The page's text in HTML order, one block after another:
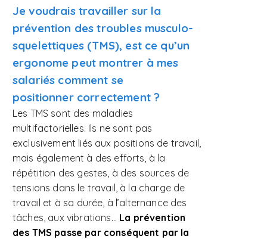
Je voudrais travailler sur la
prévention des troubles musculo-
squelettiques (TMS), est ce qu’un
ergonome peut montrer à mes
salariés comment se
positionnercorrectement ?
Les TMS sont des maladies
multifactorielles. Ils ne sont pas
exclusivement liés aux positions de travail,
mais également à des efforts, à la
répétition des gestes, à des sources de
tensions dans le travail, à la charge de
travail et à sa durée, à l’alternance des
tâches, aux vibrations... La prévention
des TMS passe par conséquent par la